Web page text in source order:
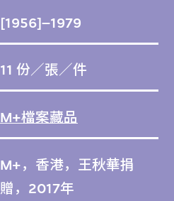
[1956]–1979
11 份／張／件
M+檔案藏品
M+，香港，王秋華捐
贈，2017年